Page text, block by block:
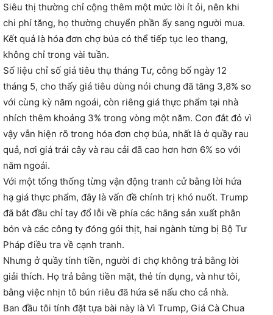
Siêu thị thường chỉ cộng thêm một mức lời ít ỏi, nên khi
chi phí tăng, họ thường chuyển phần ấy sang người mua.
Kết quả là hóa đơn chợ búa có thể tiếp tục leo thang,
không chỉ trong vài tuần.
Số liệu chỉ số giá tiêu thụ tháng Tư, công bố ngày 12
tháng 5, cho thấy giá tiêu dùng nói chung đã tăng 3,8% so
với cùng kỳ năm ngoái, còn riêng giá thực phẩm tại nhà
nhích thêm khoảng 3% trong vòng một năm. Cơn đắt đỏ vì
vậy vẫn hiện rõ trong hóa đơn chợ búa, nhất là ở quầy rau
quả, nơi giá trái cây và rau cải đã cao hơn hơn 6% so với
năm ngoái.
Với một tổng thống từng vận động tranh cử bằng lời hứa
hạ giá thực phẩm, đây là vấn đề chính trị khó nuốt. Trump
đã bắt đầu chỉ tay đổ lỗi về phía các hãng sản xuất phân
bón và các công ty đóng gói thịt, hai ngành từng bị Bộ Tư
Pháp điều tra về cạnh tranh.
Nhưng ở quầy tính tiền, người đi chợ không trả bằng lời
giải thích. Họ trả bằng tiền mặt, thẻ tín dụng, và như tôi,
bằng việc nhịn tô bún riêu đã hứa sẽ nấu cho cả nhà.
Ban đầu tôi tính đặt tựa bài này là Vì Trump, Giá Cà Chua